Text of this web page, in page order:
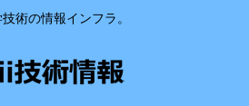
術の情報インフラ。